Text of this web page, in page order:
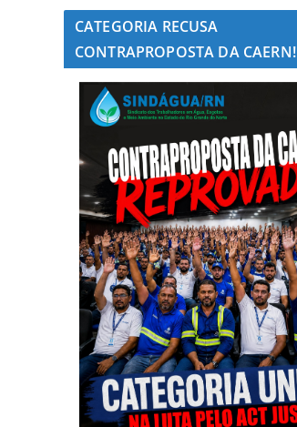
CATEGORIA RECUSA
CONTRAPROPOSTA DA CAERN!